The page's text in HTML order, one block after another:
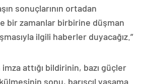
sonuçlarının ortadan
bir zamanlar birbirine düşman
ilgili haberler duyacağız.”
attığı bildirinin, bazı güçler
sonu, barışçıl yaşama